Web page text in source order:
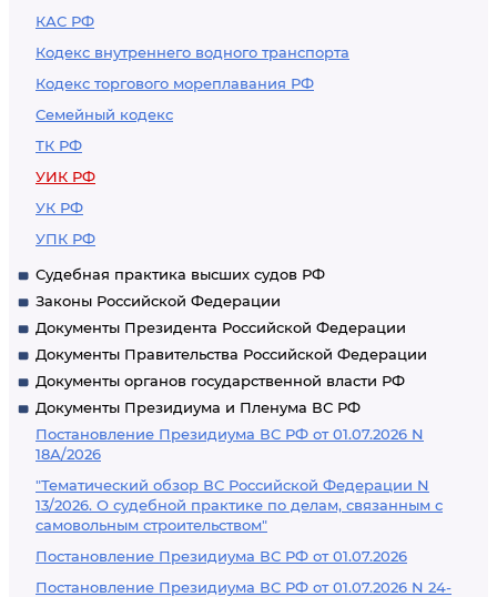
КАС РФ
Кодекс внутреннего водного транспорта
Кодекс торгового мореплавания РФ
Семейный кодекс
ТК РФ
УИК РФ
УК РФ
УПК РФ
Судебная практика высших судов РФ
Законы Российской Федерации
Документы Президента Российской Федерации
Документы Правительства Российской Федерации
Документы органов государственной власти РФ
Документы Президиума и Пленума ВС РФ
Постановление Президиума ВС РФ от 01.07.2026 N
18А/2026
"Тематический обзор ВС Российской Федерации N
13/2026. О судебной практике по делам, связанным с
самовольным строительством"
Постановление Президиума ВС РФ от 01.07.2026
Постановление Президиума ВС РФ от 01.07.2026 N 24-